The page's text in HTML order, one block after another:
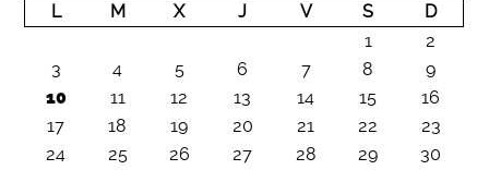
L
M X J V S
D
1
2
3
4 5 6 7 8
9
10
11 12 13 14 15
16
17
18 19 20 21 22
23
24
25 26 27 28 29 30